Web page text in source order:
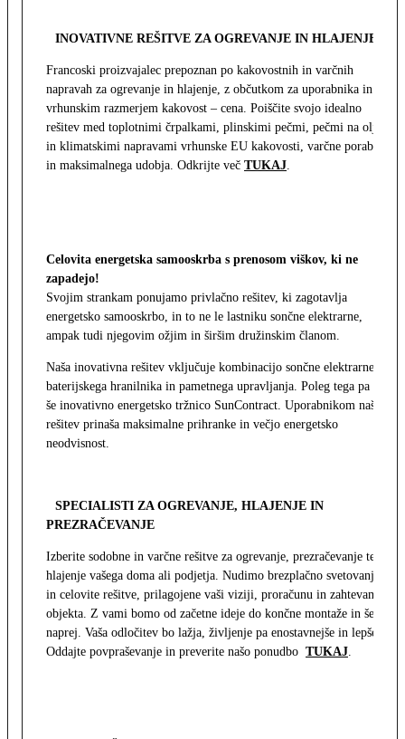
INOVATIVNE REŠITVE ZA OGREVANJE IN HLAJENJE
Francoski proizvajalec prepoznan po kakovostnih in varčnih
napravah za ogrevanje in hlajenje, z občutkom za uporabnika in z
vrhunskim razmerjem kakovost – cena. Poiščite svojo idealno
rešitev med toplotnimi črpalkami, plinskimi pečmi, pečmi na olje
in klimatskimi napravami vrhunske EU kakovosti, varčne porabe
in maksimalnega udobja. Odkrijte več TUKAJ.
Celovita energetska samooskrba s prenosom viškov, ki ne
zapadejo!
Svojim strankam ponujamo privlačno rešitev, ki zagotavlja
energetsko samooskrbo, in to ne le lastniku sončne elektrarne,
ampak tudi njegovim ožjim in širšim družinskim članom.
Naša inovativna rešitev vključuje kombinacijo sončne elektrarne,
baterijskega hranilnika in pametnega upravljanja. Poleg tega pa
še inovativno energetsko tržnico SunContract. Uporabnikom naša
rešitev prinaša maksimalne prihranke in večjo energetsko
neodvisnost.
SPECIALISTI ZA OGREVANJE, HLAJENJE IN
PREZRAČEVANJE
Izberite sodobne in varčne rešitve za ogrevanje, prezračevanje ter
hlajenje vašega doma ali podjetja. Nudimo brezplačno svetovanje
in celovite rešitve, prilagojene vaši viziji, proračunu in zahtevam
objekta. Z vami bomo od začetne ideje do končne montaže in še
naprej. Vaša odločitev bo lažja, življenje pa enostavnejše in lepše.
Oddajte povpraševanje in preverite našo ponudbo TUKAJ.